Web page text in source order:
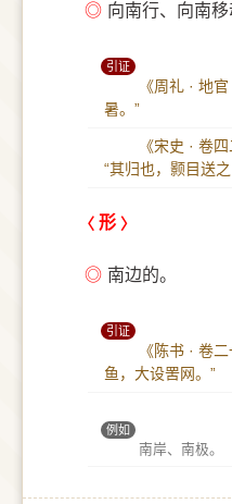
◎ 向南行、向南移
引证
《周礼 · 地
暑。”
《宋史 · 卷
“其归也，颢目送之
形
◎ 南边的。
引证
《陈书 · 卷
鱼，大设罟网。”
例如
南岸、南极。